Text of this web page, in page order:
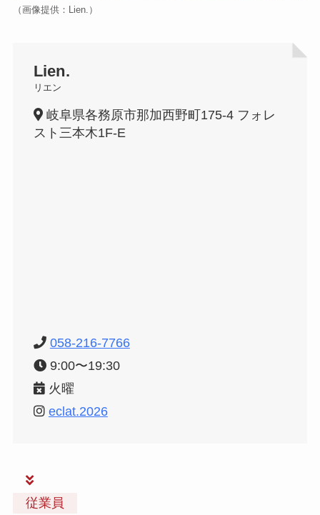
（画像提供：Lien.）
Lien.
リエン
岐阜県各務原市那加西野町175-4 フォレ
スト三本木1F-E
058-216-7766
9:00〜19:30
火曜
eclat.2026
従業員